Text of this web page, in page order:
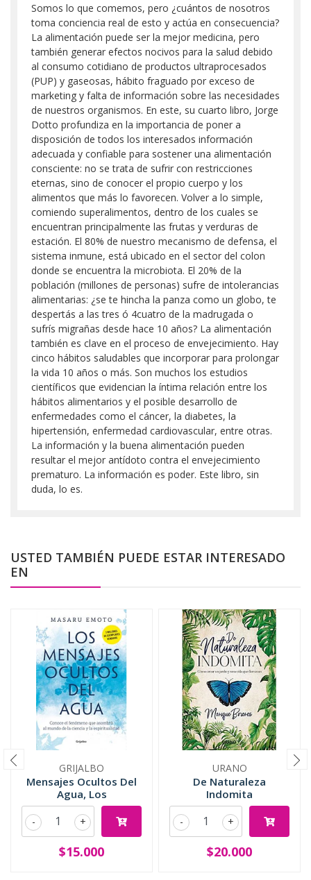
Somos lo que comemos, pero ¿cuántos de nosotros
toma conciencia real de esto y actúa en consecuencia?
La alimentación puede ser la mejor medicina, pero
también generar efectos nocivos para la salud debido
al consumo cotidiano de productos ultraprocesados
(PUP) y gaseosas, hábito fraguado por exceso de
marketing y falta de información sobre las necesidades
de nuestros organismos. En este, su cuarto libro, Jorge
Dotto profundiza en la importancia de poner a
disposición de todos los interesados información
adecuada y confiable para sostener una alimentación
consciente: no se trata de sufrir con restricciones
eternas, sino de conocer el propio cuerpo y los
alimentos que más lo favorecen. Volver a lo simple,
comiendo superalimentos, dentro de los cuales se
encuentran principalmente las frutas y verduras de
estación. El 80% de nuestro mecanismo de defensa, el
sistema inmune, está ubicado en el sector del colon
donde se encuentra la microbiota. El 20% de la
población (millones de personas) sufre de intolerancias
alimentarias: ¿se te hincha la panza como un globo, te
despertás a las tres ó 4cuatro de la madrugada o
sufrís migrañas desde hace 10 años? La alimentación
también es clave en el proceso de envejecimiento. Hay
cinco hábitos saludables que incorporar para prolongar
la vida 10 años o más. Son muchos los estudios
científicos que evidencian la íntima relación entre los
hábitos alimentarios y el posible desarrollo de
enfermedades como el cáncer, la diabetes, la
hipertensión, enfermedad cardiovascular, entre otras.
La información y la buena alimentación pueden
resultar el mejor antídoto contra el envejecimiento
prematuro. La información es poder. Este libro, sin
duda, lo es.
USTED TAMBIÉN PUEDE ESTAR INTERESADO
EN
GRIJALBO
Mensajes Ocultos Del
Agua, Los
+
-
$15.000
URANO
De Naturaleza
Indomita
+
-
$20.000